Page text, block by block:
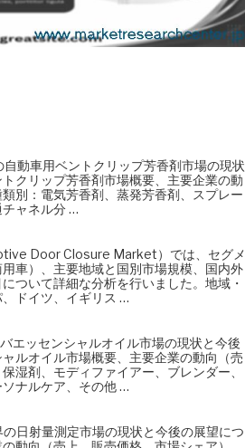
動車用ベントクリップ芳香剤市場の現状
クリップ芳香剤市場概要、主要企業の動
別：電気芳香剤、蒸発芳香剤、スプレー
ャネル分 …
Door Closure Market）では、セグメ
車）、主要地域と国別市場規模、国内外
ついて詳細な分析を行いました。地域・
ドイツ、イギリス …
エッセンシャルオイル市場の現状と今後
ルオイル市場概要、主要企業の動向（売
湿剤、モディファイアー、ブレンダー、
ナルケア、その他 …
日射量測定市場の現状と今後の展望につ